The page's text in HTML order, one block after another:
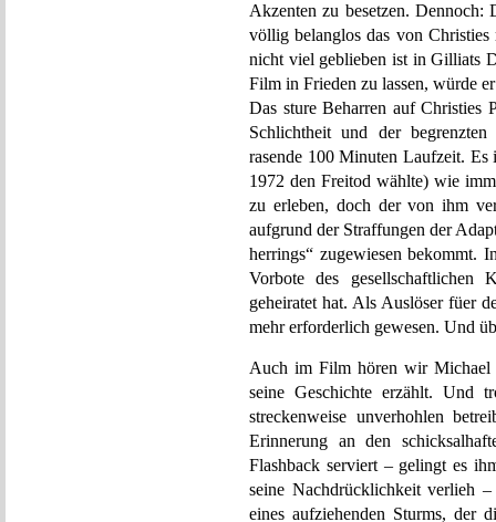
Akzenten zu besetzen.
völlig belanglos das von
nicht viel geblieben ist in Gilliats
Film in Frieden zu lassen, würde
Das sture Beharren auf
Schlichtheit und der
rasende 100 Minuten Laufzeit. Es
1972 den Freitod wählte) wie
zu erleben, doch der von ihm
aufgrund der Straffungen der
herrings“ zugewiesen bekommt.
Vorbote des
geheiratet hat. Als Auslöser füer
mehr erforderlich gewesen. Und
Auch im Film hören wir Michael
seine Geschichte erzählt. Und
streckenweise unverhohlen
Erinnerung an den
Flashback serviert – gelingt es
seine Nachdrücklichkeit verlieh
eines aufziehenden Sturms, der